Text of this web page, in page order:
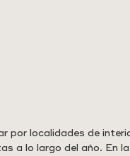
por localidades de
a lo largo del año. En